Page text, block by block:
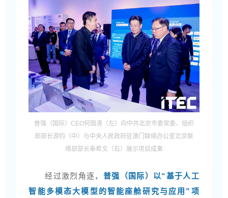
普强（国际）CEO何国涛（左）向中共北京市委常委、组织
部部长游钧（中）与中央人民政府驻澳门联络办公室北京联
络部部长奉希文（右）展示项目成果
经过激烈角逐， 普强（国际）以“基于人工
智能多模态大模型的智能座舱研究与应用”项